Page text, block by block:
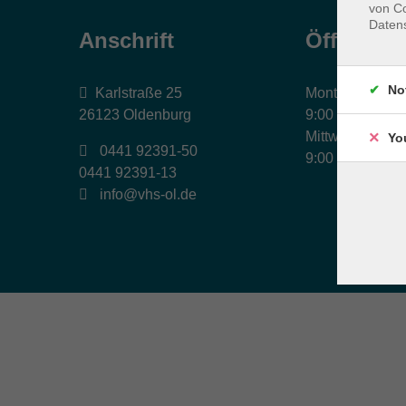
Anschrift
Karlstraße 25
26123 Oldenburg
0441 92391-50
0441 92391-13
info@vhs-ol.de
Montag,
9:00 bis 17:00
Mittwoch und
9:00 bis 12:30
von